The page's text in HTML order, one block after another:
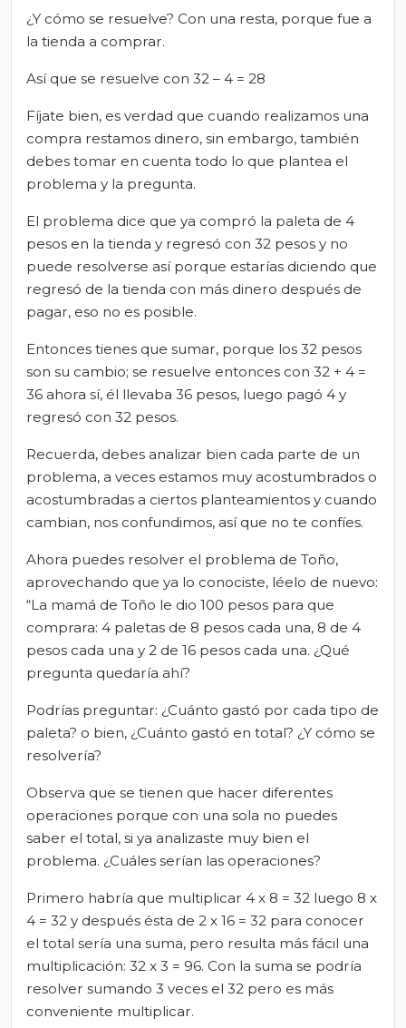
¿Y cómo se resuelve? Con una resta, porque fue a
la tienda a comprar.
Así que se resuelve con 32 – 4 = 28
Fíjate bien, es verdad que cuando realizamos una
compra restamos dinero, sin embargo, también
debes tomar en cuenta todo lo que plantea el
problema y la pregunta.
El problema dice que ya compró la paleta de 4
pesos en la tienda y regresó con 32 pesos y no
puede resolverse así porque estarías diciendo que
regresó de la tienda con más dinero después de
pagar, eso no es posible.
Entonces tienes que sumar, porque los 32 pesos
son su cambio; se resuelve entonces con 32 + 4 =
36 ahora sí, él llevaba 36 pesos, luego pagó 4 y
regresó con 32 pesos.
Recuerda, debes analizar bien cada parte de un
problema, a veces estamos muy acostumbrados o
acostumbradas a ciertos planteamientos y cuando
cambian, nos confundimos, así que no te confíes.
Ahora puedes resolver el problema de Toño,
aprovechando que ya lo conociste, léelo de nuevo:
“La mamá de Toño le dio 100 pesos para que
comprara: 4 paletas de 8 pesos cada una, 8 de 4
pesos cada una y 2 de 16 pesos cada una. ¿Qué
pregunta quedaría ahí?
Podrías preguntar: ¿Cuánto gastó por cada tipo de
paleta? o bien, ¿Cuánto gastó en total? ¿Y cómo se
resolvería?
Observa que se tienen que hacer diferentes
operaciones porque con una sola no puedes
saber el total, si ya analizaste muy bien el
problema. ¿Cuáles serían las operaciones?
Primero habría que multiplicar 4 x 8 = 32 luego 8 x
4 = 32 y después ésta de 2 x 16 = 32 para conocer
el total sería una suma, pero resulta más fácil una
multiplicación: 32 x 3 = 96. Con la suma se podría
resolver sumando 3 veces el 32 pero es más
conveniente multiplicar.